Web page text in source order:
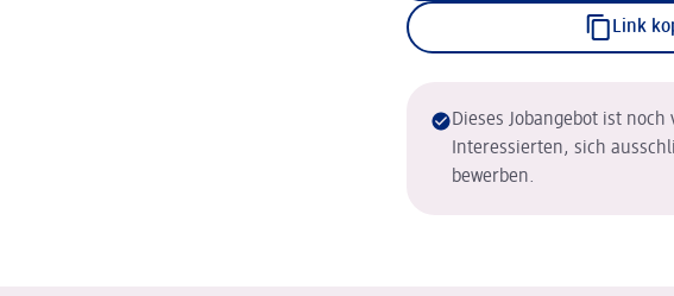
Link
Dieses Jobangebot ist
Interessierten, sich
bewerben.